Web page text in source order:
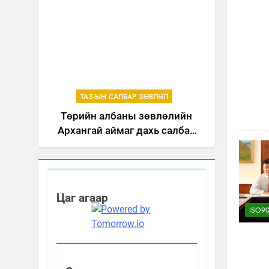
ТАЗ-ЫН САЛБАР ЗӨВЛӨЛ
Төрийн албаны зөвлөлийн
Архангай аймаг дахь салбар
зөвлөлийн 2025 оны үйл
ажиллагааны жилийн
Цаг агаар